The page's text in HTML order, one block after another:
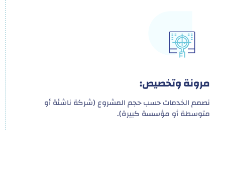
مرونة وتخصيص:
نصمم الخدمات حسب حجم المشروع (شركة ناشئة أو
متوسطة أو مؤسسة كبيرة).